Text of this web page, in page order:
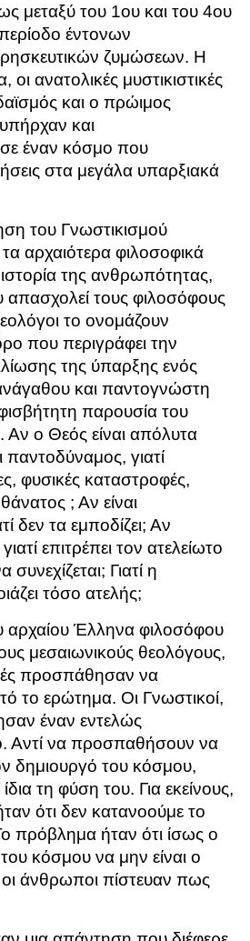
μεταξύ του 1ου και του 4ου
έντονων
ζυμώσεων. Η
οι ανατολικές μυστικιστικές
και ο πρώιμος
και
έναν κόσμο που
στα μεγάλα υπαρξιακά
του Γνωστικισμού
αρχαιότερα φιλοσοφικά
της ανθρωπότητας,
τους φιλοσόφους
το ονομάζουν
που περιγράφει την
της ύπαρξης ενός
και παντογνώστη
παρουσία του
ο Θεός είναι απόλυτα
παντοδύναμος, γιατί
φυσικές καταστροφές,
; Αν είναι
δεν τα εμποδίζει; Αν
επιτρέπει τον ατελείωτο
Γιατί η
τόσο ατελής;
αρχαίου Έλληνα φιλοσόφου
μεσαιωνικούς θεολόγους,
προσπάθησαν να
το ερώτημα. Οι Γνωστικοί,
έναν εντελώς
Αντί να προσπαθήσουν να
δημιουργό του κόσμου,
τη φύση του. Για εκείνους,
ότι δεν κατανοούμε το
πρόβλημα ήταν ότι ίσως ο
κόσμου να μην είναι ο
άνθρωποι πίστευαν πως